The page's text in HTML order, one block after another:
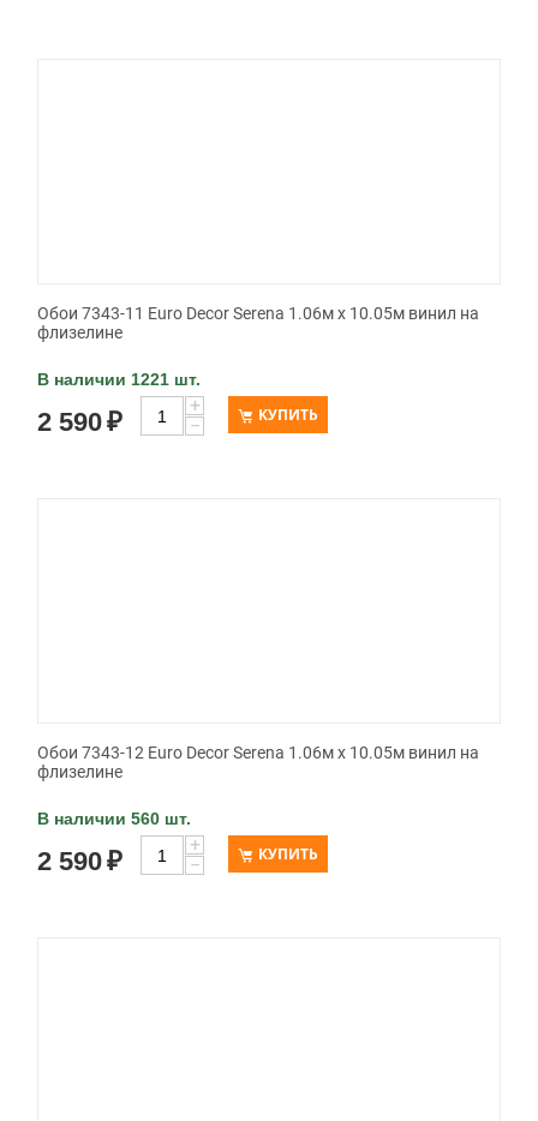
Обои 7343-11 Euro Decor Serena 1.06м x 10.05м винил на
флизелине
В наличии 1221 шт.
2 590₽
+
−
КУПИТЬ
Обои 7343-12 Euro Decor Serena 1.06м x 10.05м винил на
флизелине
В наличии 560 шт.
2 590₽
+
−
КУПИТЬ